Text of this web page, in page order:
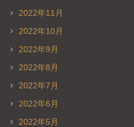
2022年11月
2022年10月
2022年9月
2022年8月
2022年7月
2022年6月
2022年5月